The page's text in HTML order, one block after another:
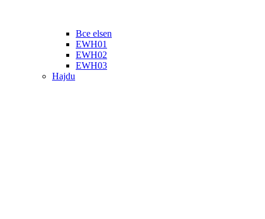
Все elsen
EWH01
EWH02
EWH03
Hajdu